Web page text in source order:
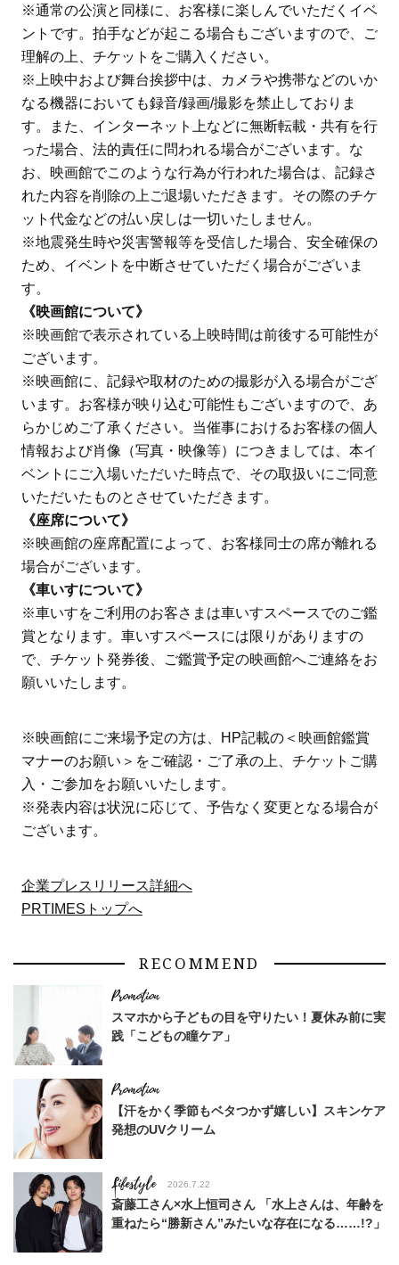
※通常の公演と同様に、お客様に楽しんでいただくイベ
ントです。拍手などが起こる場合もございますので、ご
理解の上、チケットをご購入ください。
※上映中および舞台挨拶中は、カメラや携帯などのいか
なる機器においても録音/録画/撮影を禁止しておりま
す。また、インターネット上などに無断転載・共有を行
った場合、法的責任に問われる場合がございます。な
お、映画館でこのような行為が行われた場合は、記録さ
れた内容を削除の上ご退場いただきます。その際のチケ
ット代金などの払い戻しは一切いたしません。
※地震発生時や災害警報等を受信した場合、安全確保の
ため、イベントを中断させていただく場合がございま
す。
《映画館について》
※映画館で表示されている上映時間は前後する可能性が
ございます。
※映画館に、記録や取材のための撮影が入る場合がござ
います。お客様が映り込む可能性もございますので、あ
らかじめご了承ください。当催事におけるお客様の個人
情報および肖像（写真・映像等）につきましては、本イ
ベントにご入場いただいた時点で、その取扱いにご同意
いただいたものとさせていただきます。
《座席について》
※映画館の座席配置によって、お客様同士の席が離れる
場合がございます。
《車いすについて》
※車いすをご利用のお客さまは車いすスペースでのご鑑
賞となります。車いすスペースには限りがありますの
で、チケット発券後、ご鑑賞予定の映画館へご連絡をお
願いいたします。
※映画館にご来場予定の方は、HP記載の＜映画館鑑賞
マナーのお願い＞をご確認・ご了承の上、チケットご購
入・ご参加をお願いいたします。
※発表内容は状況に応じて、予告なく変更となる場合が
ございます。
企業プレスリリース詳細へ
PRTIMESトップへ
RECOMMEND
スマホから子どもの目を守りたい！夏休み前に実
践「こどもの瞳ケア」
【汗をかく季節もベタつかず嬉しい】スキンケア
発想のUVクリーム
Lifestyle 2026.7.22
斎藤工さん×水上恒司さん 「水上さんは、年齢を
重ねたら“勝新さん”みたいな存在になる……!?」